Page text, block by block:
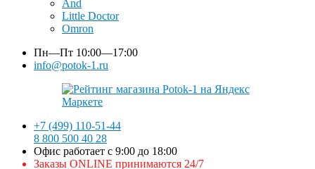
And
Little Doctor
Omron
Пн—Пт 10:00—17:00
info@potok-1.ru
+7 (499) 110-51-44
8 800 500 40 28
Офис работает с 9:00 до 18:00
Заказы ONLINE принимаются 24/7